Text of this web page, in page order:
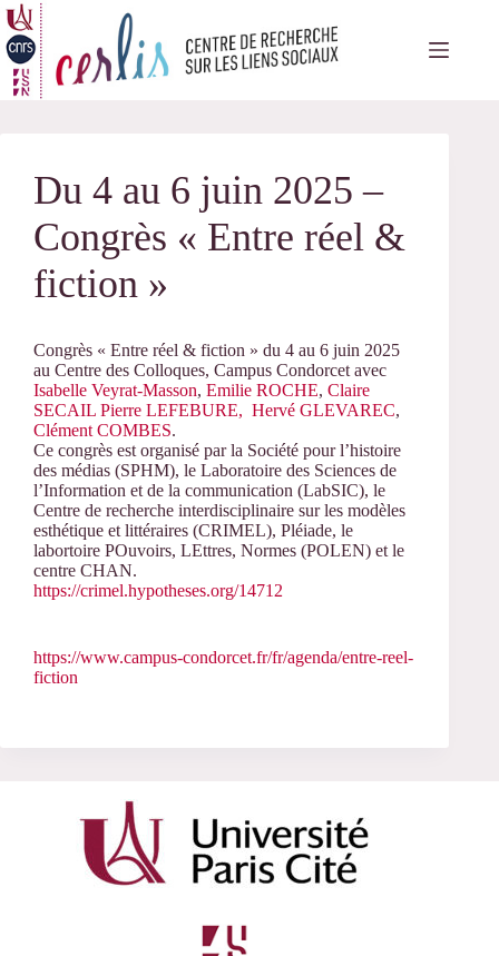
Passer
au
contenu
Du 4 au 6 juin 2025 –
Congrès « Entre réel &
fiction »
Congrès « Entre réel & fiction » du 4 au 6 juin 2025
au Centre des Colloques, Campus Condorcet avec
Isabelle Veyrat-Masson, Emilie ROCHE, Claire
SECAIL Pierre LEFEBURE, Hervé GLEVAREC,
Clément COMBES.
Ce congrès est organisé par la Société pour l’histoire
des médias (SPHM), le Laboratoire des Sciences de
l’Information et de la communication (LabSIC), le
Centre de recherche interdisciplinaire sur les modèles
esthétique et littéraires (CRIMEL), Pléiade, le
labortoire POuvoirs, LEttres, Normes (POLEN) et le
centre CHAN.
https://crimel.hypotheses.org/14712
https://www.campus-condorcet.fr/fr/agenda/entre-reel-
fiction